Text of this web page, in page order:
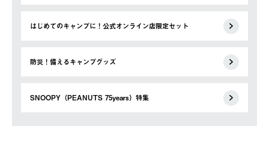
はじめてのキャンプに！公式オンライン店限定セット
防災！備えるキャンプグッズ
SNOOPY（PEANUTS 75years）特集